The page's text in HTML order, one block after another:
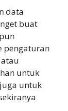
data
buat
pengaturan
atau
untuk
untuk